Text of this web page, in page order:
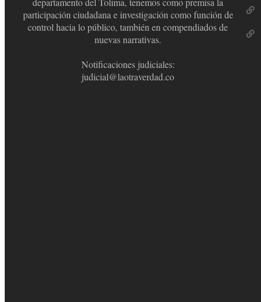
participación ciudadana e investigación como función de
control hacia lo público, también en compendiados de
nuevas narrativas.
Notificaciones judiciales:
judicial@laotraverdad.co